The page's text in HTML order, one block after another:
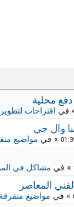
في اقتراحات
وال جي
» في مواضيع
» في مشاكل في
المعاصر
» في مواضيع متفرقة